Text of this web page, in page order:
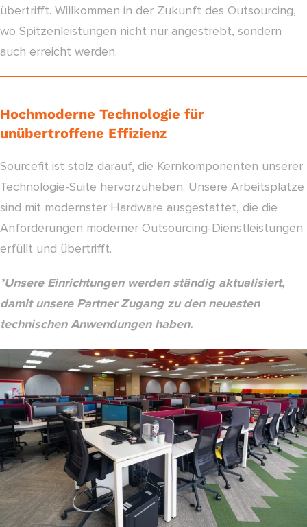
übertrifft. Willkommen in der Zukunft des Outsourcing,
wo Spitzenleistungen nicht nur angestrebt, sondern
auch erreicht werden.
Hochmoderne Technologie für
unübertroffene Effizienz
Sourcefit ist stolz darauf, die Kernkomponenten unserer
Technologie-Suite hervorzuheben. Unsere Arbeitsplätze
sind mit modernster Hardware ausgestattet, die die
Anforderungen moderner Outsourcing-Dienstleistungen
erfüllt und übertrifft.
*Unsere Einrichtungen werden ständig aktualisiert,
damit unsere Partner Zugang zu den neuesten
technischen Anwendungen haben.